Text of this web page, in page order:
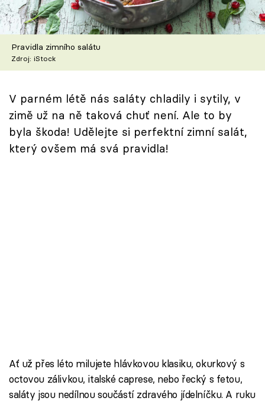
Recepty z TV
Speciál: Cuketa
Těhotnej kuchař
Sledujte prima+
Přihlášení
Pravidla zimního salátu
Zdroj: iStock
V parném létě nás saláty chladily i sytily, v
zimě už na ně taková chuť není. Ale to by
byla škoda! Udělejte si perfektní zimní salát,
který ovšem má svá pravidla!
Ať už přes léto milujete hlávkovou klasiku, okurkový s
octovou zálivkou, italské caprese, nebo řecký s fetou,
saláty jsou nedílnou součástí zdravého jídelníčku. A ruku